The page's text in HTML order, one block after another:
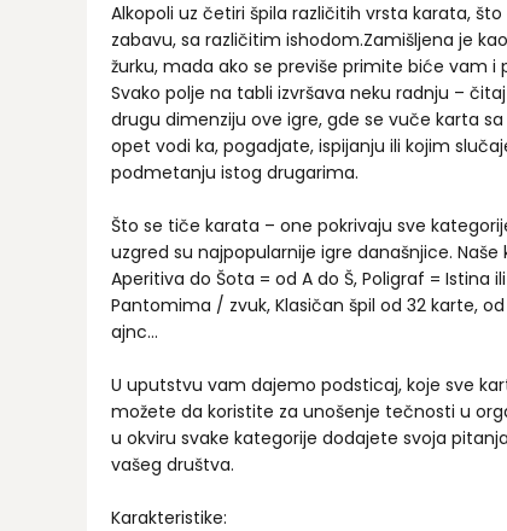
Alkopoli uz četiri špila različitih vrsta karata,
zabavu, sa različitim ishodom.Zamišljena je
žurku, mada ako se previše primite biće vam
Svako polje na tabli izvršava neku radnju –
drugu dimenziju ove igre, gde se vuče karta
opet vodi ka, pogadjate, ispijanju ili kojim
podmetanju istog drugarima.
Što se tiče karata – one pokrivaju sve
uzgred su najpopularnije igre današnjice.
Aperitiva do Šota = od A do Š, Poligraf = Istina
Pantomima / zvuk, Klasičan špil od 32 karte,
ajnc…
U uputstvu vam dajemo podsticaj, koje sve
možete da koristite za unošenje tečnosti u
u okviru svake kategorije dodajete svoja
vašeg društva.
Karakteristike: